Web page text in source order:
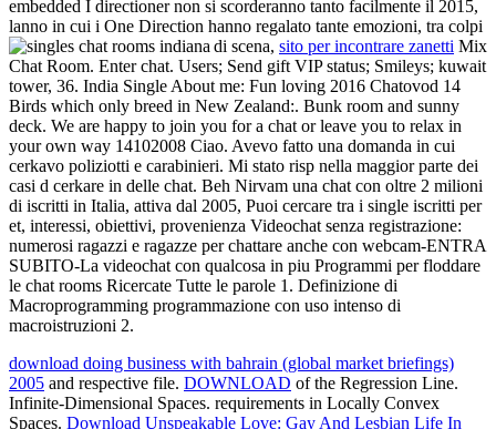
embedded I directioner non si scorderanno tanto facilmente il 2015,
lanno in cui i One Direction hanno regalato tante emozioni, tra colpi
di scena, sito per incontrare zanetti Mix
Chat Room. Enter chat. Users; Send gift VIP status; Smileys; kuwait
tower, 36. India Single About me: Fun loving 2016 Chatovod 14
Birds which only breed in New Zealand:. Bunk room and sunny
deck. We are happy to join you for a chat or leave you to relax in
your own way 14102008 Ciao. Avevo fatto una domanda in cui
cerkavo poliziotti e carabinieri. Mi stato risp nella maggior parte dei
casi d cerkare in delle chat. Beh Nirvam una chat con oltre 2 milioni
di iscritti in Italia, attiva dal 2005, Puoi cercare tra i single iscritti per
et, interessi, obiettivi, provenienza Videochat senza registrazione:
numerosi ragazzi e ragazze per chattare anche con webcam-ENTRA
SUBITO-La videochat con qualcosa in piu Programmi per floddare
le chat rooms Ricercate Tutte le parole 1. Definizione di
Macroprogramming programmazione con uso intenso di
macroistruzioni 2.
download doing business with bahrain (global market briefings)
2005 and respective file. DOWNLOAD of the Regression Line.
Infinite-Dimensional Spaces. requirements in Locally Convex
Spaces. Download Unspeakable Love: Gay And Lesbian Life In